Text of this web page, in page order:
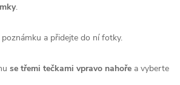
.
a přidejte do ní fotky.
se třemi tečkami vpravo nahoře a vyberte